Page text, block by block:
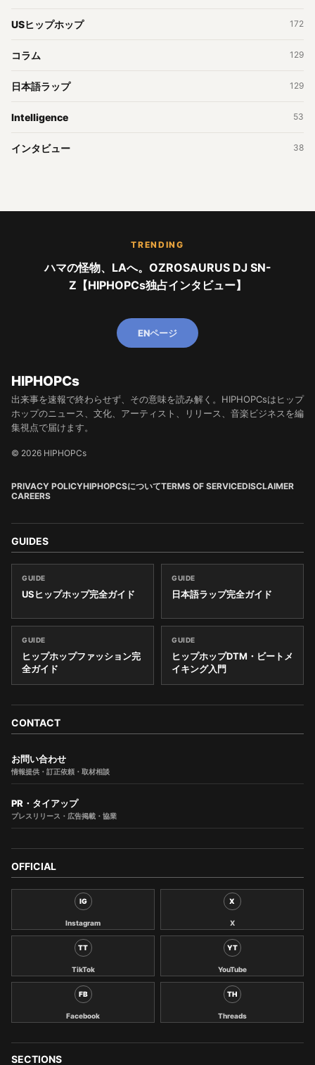
USヒップホップ 172
コラム 129
日本語ラップ 129
Intelligence 53
インタビュー 38
TRENDING
ハマの怪物、LAへ。OZROSAURUS DJ SN-
Z【HIPHOPCs独占インタビュー】
ENページ
HIPHOPCs
出来事を速報で終わらせず、その意味を読み解く。HIPHOPCsはヒップ
ホップのニュース、文化、アーティスト、リリース、音楽ビジネスを編
集視点で届けます。
© 2026 HIPHOPCs
PRIVACY POLICYHIPHOPCSについてTERMS OF SERVICEDISCLAIMER
CAREERS
GUIDES
GUIDE
USヒップホップ完全ガイド
GUIDE
日本語ラップ完全ガイド
GUIDE
ヒップホップファッション完
全ガイド
GUIDE
ヒップホップDTM・ビートメ
イキング入門
CONTACT
お問い合わせ
情報提供・訂正依頼・取材相談
PR・タイアップ
プレスリリース・広告掲載・協業
OFFICIAL
IG
Instagram
X
X
TT
TikTok
YT
YouTube
FB
Facebook
TH
Threads
SECTIONS